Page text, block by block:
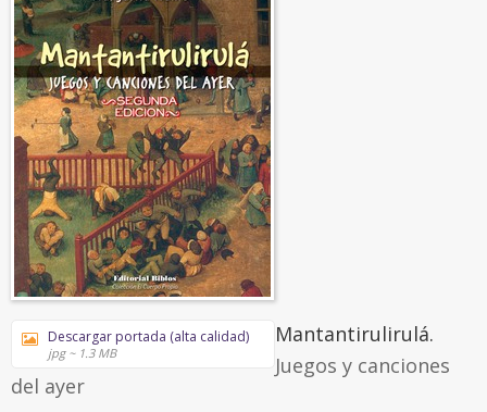
Descargar portada (alta calidad)
jpg ~ 1.3 MB
Mantantirulirulá.
Juegos y canciones
del ayer